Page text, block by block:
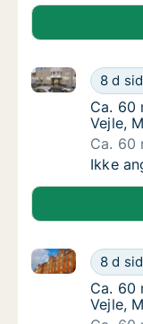
Ca. 60
8 d
Ca. 60 m2
Ca. 60
Ca. 60
Vejle,
Ca. 60
Ca. 60
Ikke
Ca. 60
8 d
Ca. 60 m2
Ca. 60
Ca. 60
Vejle,